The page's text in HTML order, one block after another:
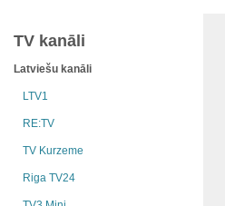
TV kanāli
Latviešu kanāli
LTV1
RE:TV
TV Kurzeme
Riga TV24